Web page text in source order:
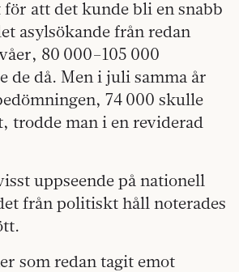
att det kunde bli en snabb
asylsökande från redan
80 000–105 000
de då. Men i juli samma år
74 000 skulle
trodde man i en reviderad
uppseende på nationell
från politiskt håll noterades
som redan tagit emot